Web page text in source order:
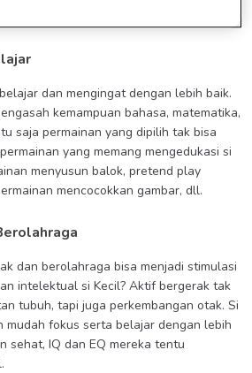
menyenangkan seperti:
dan mengingat dengan lebih baik.
kemampuan bahasa, matematika,
saja permainan yang dipilih tak bisa
yang memang mengedukasi si
menyusun balok, pretend play
mencocokkan gambar, dll.
dan berolahraga bisa menjadi stimulasi
intelektual si Kecil? Aktif bergerak tak
tubuh, tapi juga perkembangan otak. Si
mudah fokus serta belajar dengan lebih
sehat, IQ dan EQ mereka tentu